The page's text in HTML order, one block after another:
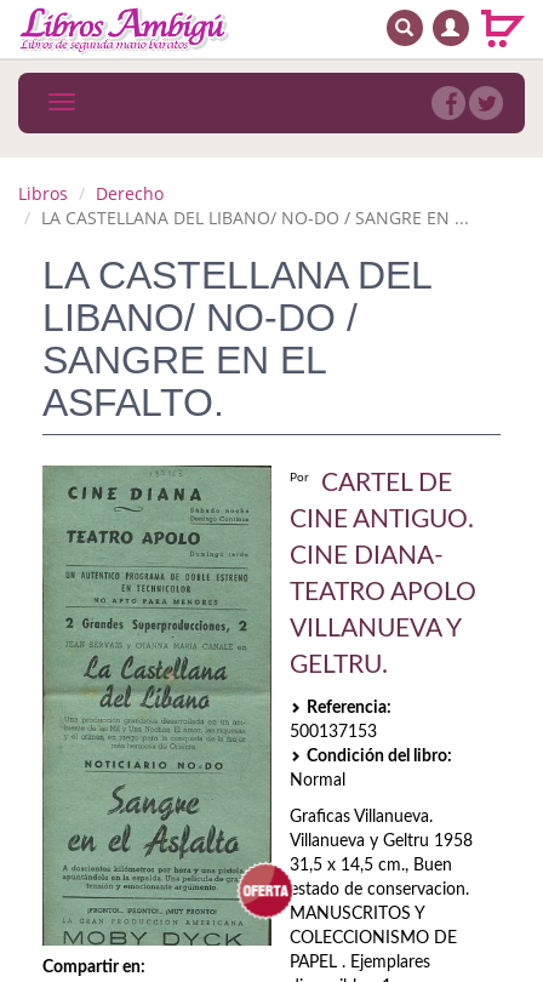
MENÚ PRINCIPAL
Novedades
Arte
Autoayuda. Conocimiento personal
Biografía
Biografías
Ciencia ficción
Cocina
Cuentos y relatos
Deportes
Derecho
BUSCAR
Toggle
navigation
Libros
Derecho
LA CASTELLANA DEL LIBANO/ NO-DO / SANGRE EN ...
LA CASTELLANA DEL
LIBANO/ NO-DO /
SANGRE EN EL
ASFALTO.
Compartir en:
Por
CARTEL DE
CINE ANTIGUO.
CINE DIANA-
TEATRO APOLO
VILLANUEVA Y
GELTRU.
Referencia:
500137153
Condición del libro:
Normal
Graficas Villanueva.
Villanueva y Geltru 1958
31,5 x 14,5 cm., Buen
estado de conservacion.
MANUSCRITOS Y
COLECCIONISMO DE
PAPEL . Ejemplares